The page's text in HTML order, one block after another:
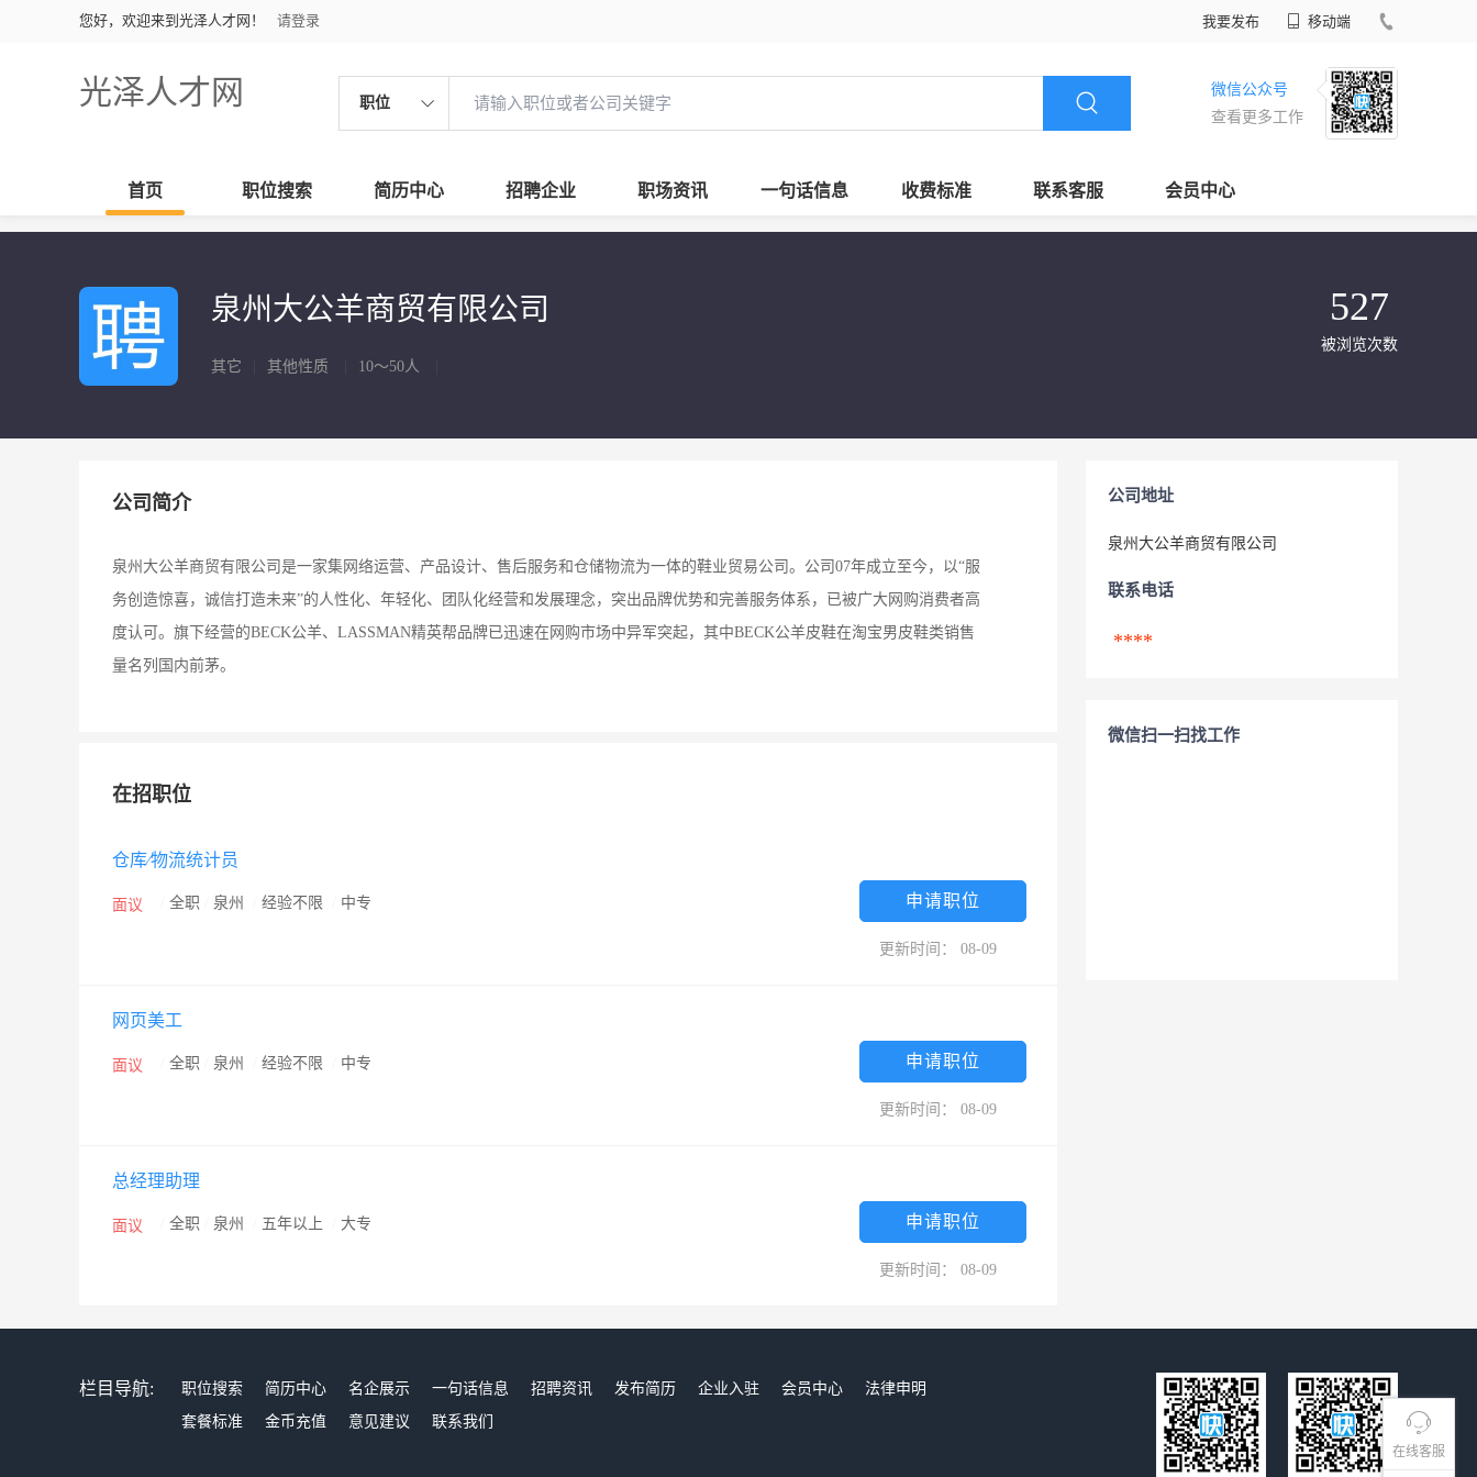
您好，欢迎来到光泽人才网！ 请登录 我要发布 移动端
光泽人才网 职位
微信公众号
查看更多工作
首页 职位搜索 简历中心 招聘企业 职场资讯 一句话信息 收费标准 联系客服 会员中心
在线客服
泉州大公羊商贸有限公司
其它 其他性质 10～50人
527
被浏览次数
公司简介
泉州大公羊商贸有限公司是一家集网络运营、产品设计、售后服务和仓储物流为一体的鞋业贸易公司。公司07年成立至今，以“服
务创造惊喜，诚信打造未来”的人性化、年轻化、团队化经营和发展理念，突出品牌优势和完善服务体系，已被广大网购消费者高
度认可。旗下经营的BECK公羊、LASSMAN精英帮品牌已迅速在网购市场中异军突起，其中BECK公羊皮鞋在淘宝男皮鞋类销售
量名列国内前茅。
在招职位
仓库∕物流统计员
面议 全职 泉州 经验不限 中专 申请职位
更新时间： 08-09
网页美工
面议 全职 泉州 经验不限 中专 申请职位
更新时间： 08-09
总经理助理
面议 全职 泉州 五年以上 大专 申请职位
更新时间： 08-09
公司地址
泉州大公羊商贸有限公司
联系电话
****
微信扫一扫找工作
栏目导航: 职位搜索 简历中心 名企展示 一句话信息 招聘资讯 发布简历 企业入驻 会员中心
法律申明
套餐标准
金币充值 意见建议 联系我们